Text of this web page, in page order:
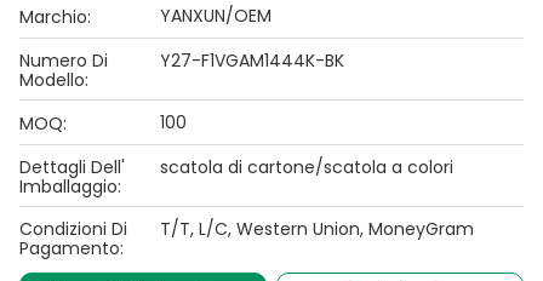
Marchio:
YANXUN/OEM
Numero Di
Modello:
Y27-F1VGAM1444K-BK
MOQ:
100
Dettagli Dell'
Imballaggio:
scatola di cartone/scatola a colori
Condizioni Di
Pagamento:
T/T, L/C, Western Union, MoneyGram